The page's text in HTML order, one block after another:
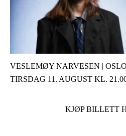
VESLEMØY NARVESEN |
TIRSDAG 11. AUGUST KL.
KJØP BILLETT